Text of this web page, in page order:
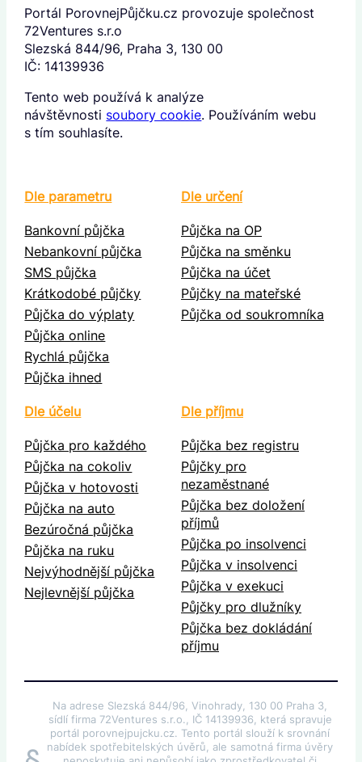
Portál PorovnejPůjčku.cz provozuje společnost
72Ventures s.r.o
Slezská 844/96, Praha 3, 130 00
IČ: 14139936
Tento web používá k analýze
návštěvnosti soubory cookie. Používáním webu
s tím souhlasíte.
Dle parametru
Bankovní půjčka
Nebankovní půjčka
SMS půjčka
Krátkodobé půjčky
Půjčka do výplaty
Půjčka online
Rychlá půjčka
Půjčka ihned
Dle určení
Půjčka na OP
Půjčka na směnku
Půjčka na účet
Půjčky na mateřské
Půjčka od soukromníka
Dle účelu
Půjčka pro každého
Půjčka na cokoliv
Půjčka v hotovosti
Půjčka na auto
Bezúročná půjčka
Půjčka na ruku
Nejvýhodnější půjčka
Nejlevnější půjčka
Dle příjmu
Půjčka bez registru
Půjčky pro
nezaměstnané
Půjčka bez doložení
příjmů
Půjčka po insolvenci
Půjčka v insolvenci
Půjčka v exekuci
Půjčky pro dlužníky
Půjčka bez dokládání
příjmu
Na adrese Slezská 844/96, Vinohrady, 130 00 Praha 3,
sídlí firma 72Ventures s.r.o., IČ 14139936, která spravuje
portál porovnejpujcku.cz. Tento portál slouží k srovnání
nabídek spotřebitelských úvěrů, ale samotná firma úvěry